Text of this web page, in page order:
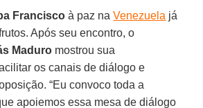
Francisco à paz naVenezuela já
Após seu encontro, o
Maduro mostrou sua
os canais de diálogo e
“Eu convoco toda a
apoiemos essa mesa de diálogo